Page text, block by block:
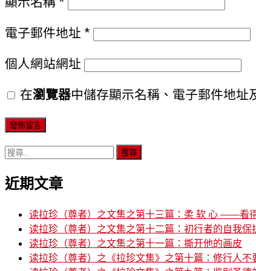
電子郵件地址 *
個人網站網址
在瀏覽器中儲存顯示名稱、電子郵件地址
搜
關
近期文章
读拉珍（尊者）之文集之第十三篇：柔 软 心 ——看
读拉珍（尊者）之文集之第十二篇：初行者的自我保
读拉珍（尊者）之文集之第十一篇：撕开他的画皮
读拉珍（尊者）之《拉珍文集》之第十篇：修行人